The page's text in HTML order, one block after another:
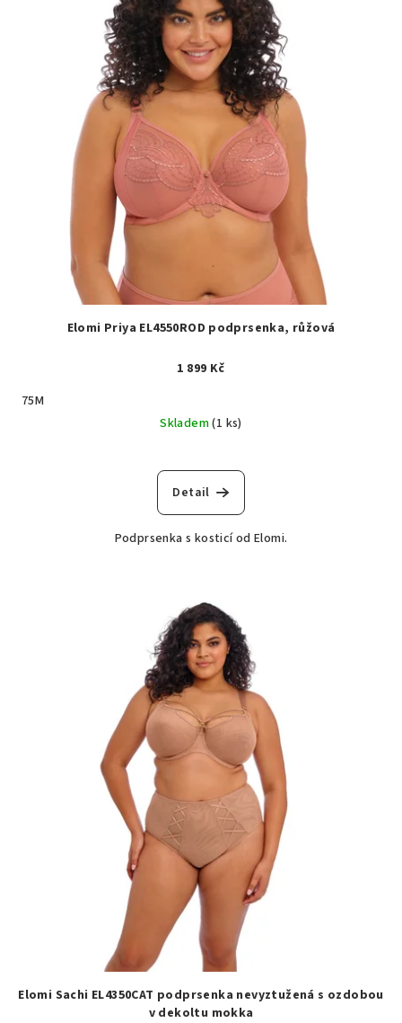
Elomi Priya EL4550ROD podprsenka, růžová
1 899 Kč
75M
Skladem(1 ks)
Detail
Podprsenka s kosticí od Elomi.
Elomi Sachi EL4350CAT podprsenka nevyztužená s ozdobou
v dekoltu mokka